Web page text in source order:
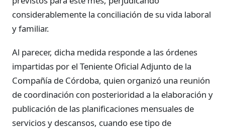
considerablemente la conciliación de su vida laboral
y familiar.
Al parecer, dicha medida responde a las órdenes
impartidas por el Teniente Oficial Adjunto de la
Compañía de Córdoba, quien organizó una reunión
de coordinación con posterioridad a la elaboración y
publicación de las planificaciones mensuales de
servicios y descansos, cuando ese tipo de